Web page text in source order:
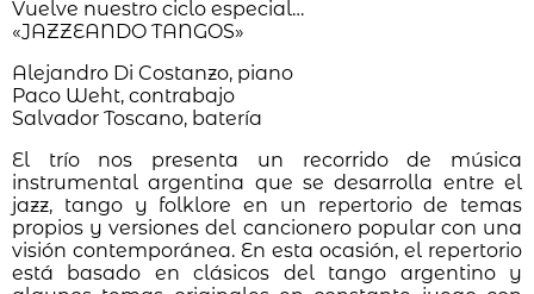
Vuelve nuestro ciclo especial…
«JAZZEANDO TANGOS»
Alejandro Di Costanzo, piano
Paco Weht, contrabajo
Salvador Toscano, batería
El trío nos presenta un recorrido de música
instrumental argentina que se desarrolla entre el
jazz, tango y folklore en un repertorio de temas
propios y versiones del cancionero popular con una
visión contemporánea. En esta ocasión, el repertorio
está basado en clásicos del tango argentino y